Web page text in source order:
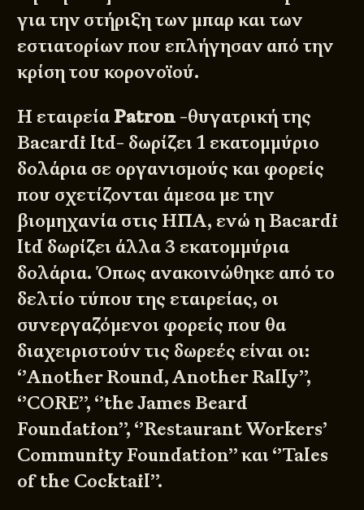
για την στήριξη των μπαρ και των
εστιατορίων που επλήγησαν από την
κρίση του κορονοϊού.
Η εταιρεία Patron -θυγατρική της
Bacardi ltd- δωρίζει 1 εκατομμύριο
δολάρια σε οργανισμούς και φορείς
που σχετίζονται άμεσα με την
βιομηχανία στις ΗΠΑ, ενώ η Bacardi
ltd δωρίζει άλλα 3 εκατομμύρια
δολάρια. Όπως ανακοινώθηκε από το
δελτίο τύπου της εταιρείας, οι
συνεργαζόμενοι φορείς που θα
διαχειριστούν τις δωρεές είναι οι:
‘’Another Round, Another Rally’’,
‘’CORE’’, ‘’the James Beard
Foundation’’, ‘’Restaurant Workers’
Community Foundation’’ και ‘’Tales
of the Cocktail’’.